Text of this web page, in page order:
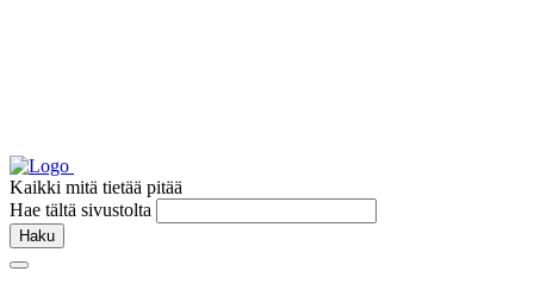
Kaikki mitä tietää pitää
Hae tältä sivustolta
Haku